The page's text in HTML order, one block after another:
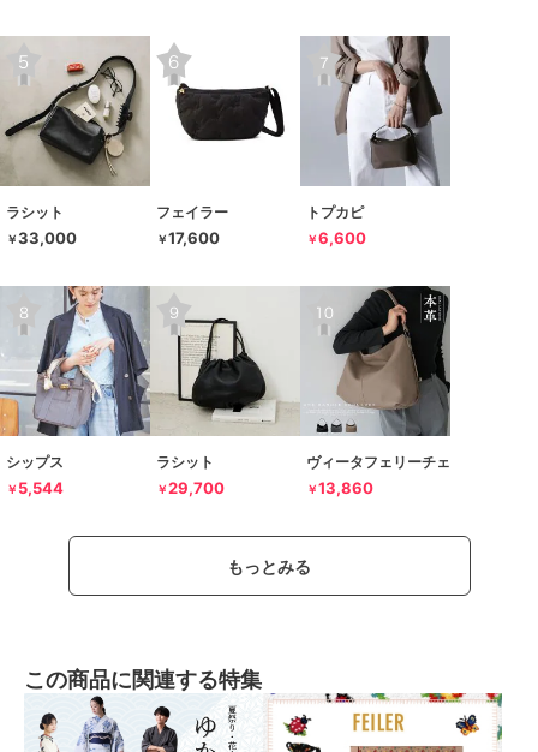
ラシット
￥33,000
フェイラー
￥17,600
トプカピ
￥6,600
シップス
￥ 5,544
ラシット
￥29,700
ヴィータフェリーチェ
￥13,860
もっとみる
この商品に関連する特集